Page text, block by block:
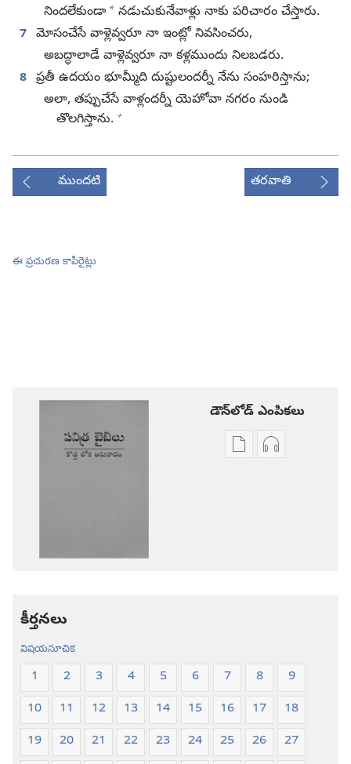
నిందలేకుండా * నడుచుకునేవాళ్లు నాకు పరిచారం చేస్తారు.
7 మోసంచేసే వాళ్లెవ్వరూ నా ఇంట్లో నివసించరు,
అబద్ధాలాడే వాళ్లెవ్వరూ నా కళ్లముందు నిలబడరు.
8 ప్రతీ ఉదయం భూమ్మీది దుష్టులందర్నీ నేను సంహరిస్తాను;
అలా, తప్పుచేసే వాళ్లందర్నీ యెహోవా నగరం నుండి
తొలగిస్తాను. +
ముందటి తరవాతి
ఈ ప్రచురణ కాపీరైట్లు
డౌన్‌లోడ్‌ ఎంపికలు
ప్రచురణలఆడియో
కీర్తనలు
విషయసూచిక
1 2 3 4 5 6 7 8
9
10
11 12 13 14 15 16 17
18
19
20 21 22 23 24 25 26
27